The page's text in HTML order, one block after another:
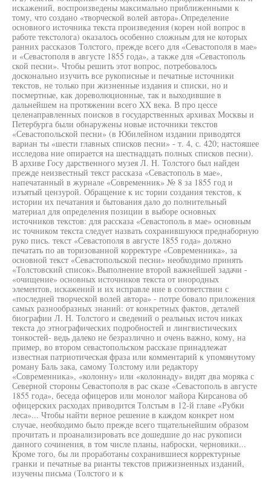
искажений, воспроизведены максимально приближенными к
тому, что создано «творческой волей автора».Определение
основного источника текста произведения (корен ной вопрос в
работе текстолога) оказалось особенно сложным для не которых
ранних рассказов Толстого, прежде всего для «Севастополя в мае»
и «Севастополя в августе 1855 года», а также для «Севастополь
ской песни». Чтобы решить этот вопрос, потребовалось
досконально изучить все рукописные и печатные источники
текстов, не только при жизненные издания и списки, но и
посмертные, как дореволюционные, так и выходившие в
дальнейшем на протяжении всего XX века. В про цессе
целенаправленных поисков в государственных архивах Москвы и
Петербурга были обнаружены новые источники текстов
«Севастопольской песни» (в Юбилейном издании приводятся
вариан ты «шести главных списков песни» - т. 4, с. 420; настояшее
исследова ние опирается на шестнадцать полных списков песни).
В архиве Госу дарственного музея Л. Н. Толстого был найден
прежде неизвестный текст рассказа «Севастополь в мае»,
напечатанный в журнале «Современник» № 8 за 1855 год и
изъятый цензурой. Обращение к ис тории создания текстов, к
истории их печатания и бытования дало до полнительный
материал для определения позиции в выборе основных
источников текстов: для рассказа «Севастополь в мае» основным
ис точником текста следует назвать сохранившуюся преднаборную
руко пись. текст «Севастополя в августе 1855 года» должно
печатать по ав торизованной корректуре «Современника», за
основной текст «Севастопольской песни» необходимо принять
«Толстовский список».Выполнение второй важнейшей задачи -
«очищение» основных источников текста от инородных
элементов, искажений и их исправле ние в соответствии с
«последней творческой волей автора» - потре бовало приложения
самых разнообразных знаний: от конкретных фактов, деталей
биографии Л. Н. Толстого и сведений о реальных источ никах
текста до этнографических подробностей и лингвистических
тонкостей- ведь далеко не безразлично и очень важно, кому, на
пример, во втором севастопольском рассказе принадлежат
известная патриотическая фраза или комментарий к упомянутому
роману Баль зака, самому Толстому или редактору
«Современника», «колонну» или «колоннаду» видят два моряка с
Северной стороны Севастополя в рас сказе «Севастополь в августе
1855 года», беседа офицеров или монолог майора Кирсанова об
офицерских расходах приводится Толстым в 12-й главе «Рубки
леса»... Чтобы найти верное решение в каждом конкрет ном
случае, необходимо было прежде всего тщательнейшим образом
прочитать и проанализировать все дошедшие до нас рукописи
данного сочинения, в том числе планы, наброски, черновики...
Кроме того, бы ли проработаны сохранившиеся корректурные
гранки и печатные ва рианты текстов прижизненных изданий,
изучены письма (Толстого и к